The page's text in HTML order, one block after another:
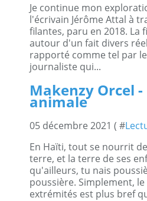
Je continue mon
l'écrivain Jérôme Attal à
filantes, paru en 2018. La
autour d'un fait divers
rapporté comme tel par
journaliste qui...
Makenzy Orcel
animale
05 décembre 2021 ( #
En Haïti, tout se nourrit
terre, et la terre de ses
qu'ailleurs, tu nais
poussière. Simplement,
extrémités est plus bref